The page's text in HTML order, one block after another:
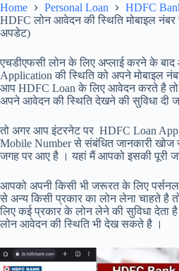
Home Personal Loan
HDFC
HDFC लोन आवेदन की स्थिति मोबाइल
अपडेट)
एचडीएफसी लोन के लिए अप्लाई करने के
Application की स्थिति को अपने मोबाइल
आप HDFC Loan के लिए आवेदन करते है
अपने आवेदन की स्थिति देखने की सुविधा दी
तो अगर आप इंटरनेट पर HDFC Loan
Mobile Number से संबंधित जानकारी खोज
जगह पर आए है । यहां मैं आपको इसकी पूरी
आपको अपनी किसी भी जरूरत के लिए
से अन्य किसी प्रकार का लोन लेना चाहते है
लिए कई प्रकार के लोन लेने की सुविधा
लोन आवेदन की स्थिति भी देख सकते है ।